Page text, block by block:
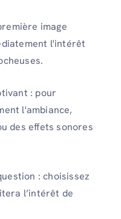
image
l'intérêt
: pour
l'ambiance,
des effets sonores
: choisissez
l’intérêt de